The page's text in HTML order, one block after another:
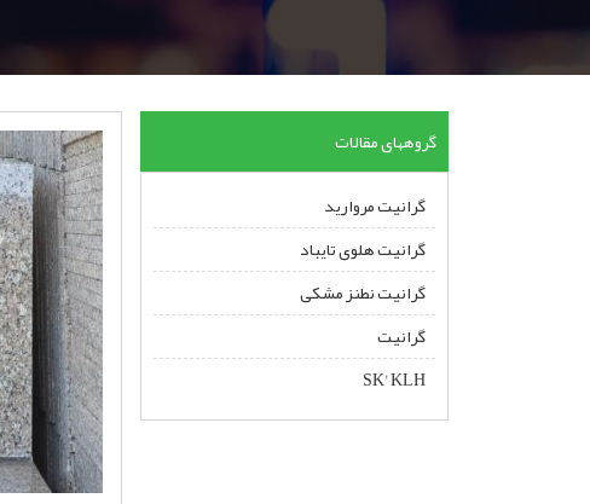
گروههای مقالات
گرانیت مروارید
گرانیت هلوی تایباد
گرانیت نطنز مشکی
گرانیت
SK' KLH